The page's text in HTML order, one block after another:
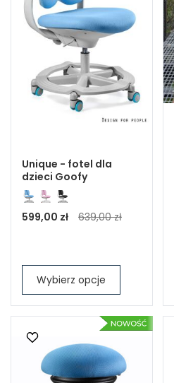
Unique - fotel dla
dzieci Goofy
599,00 zł 639,00 zł
Wybierz opcje